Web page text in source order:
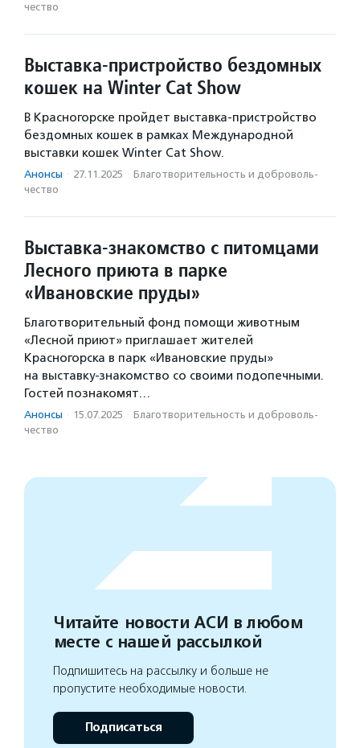
чест­во
Выставка-пристройство бездомных
кошек на Winter Cat Show
В Красногорске пройдет выставка-пристройство
бездомных кошек в рамках Международной
выставки кошек Winter Cat Show.
Анонсы · 27.11.2025 · Благотвори­тель­ность и доброволь­
чест­во
Выставка-знакомство с питомцами
Лесного приюта в парке
«Ивановские пруды»
Благотворительный фонд помощи животным
«Лесной приют» приглашает жителей
Красногорска в парк «Ивановские пруды»
на выставку-знакомство со своими подопечными.
Гостей познакомят…
Анонсы · 15.07.2025 · Благотвори­тель­ность и доброволь­
чест­во
Читайте новости АСИ в любом
месте с нашей рассылкой
Подпишитесь на рассылку и больше не
пропустите необходимые новости.
Подписаться